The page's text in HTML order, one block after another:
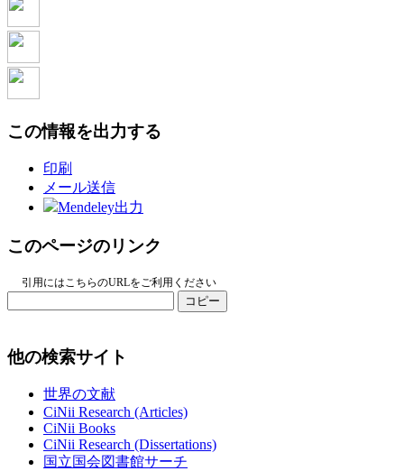
この情報を出力する
印刷
メール送信
Mendeley出力
このページのリンク
引用にはこちらのURLをご利用ください
コピー
他の検索サイト
世界の文献
CiNii Research (Articles)
CiNii Books
CiNii Research (Dissertations)
国立国会図書館サーチ